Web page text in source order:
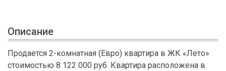
Описание
Продается 2-комнатная (Евро) квартира в ЖК «Лето»
стоимостью 8 122 000 руб. Квартира расположена в